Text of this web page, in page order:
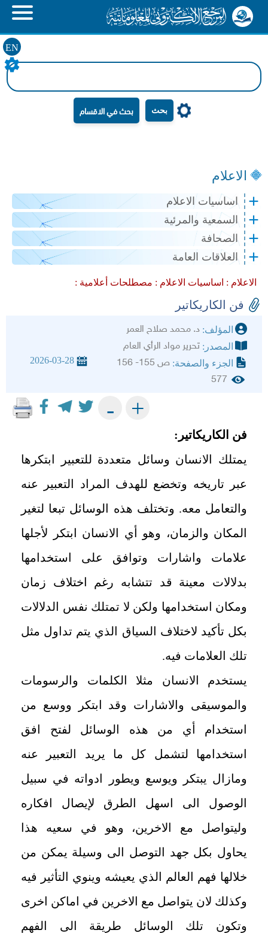
EN
بحث
الاعلام
اساسيات الاعلام
السمعية والمرئية
الصحافة
العلاقات العامة
الاعلام : اساسيات الاعلام : مصطلحات أعلامية :
فن الكاريكاتير
المؤلف: د. محمد صلاح العمر
المصدر: تحرير مواد الرأي العام
الجزء والصفحة: ص 155- 156 2026-03-28
577
+
-
فن الكاريكاتير:
يمتلك الانسان وسائل متعددة للتعبير ابتكرها
عبر تاريخه وتخضع للهدف المراد التعبير عنه
والتعامل معه. وتختلف هذه الوسائل تبعا لتغير
المكان والزمان، وهو أي الانسان ابتكر لأجلها
علامات واشارات وتوافق على استخدامها
بدلالات معينة قد تتشابه رغم اختلاف زمان
ومكان استخدامها ولكن لا تمتلك نفس الدلالات
بكل تأكيد لاختلاف السياق الذي يتم تداول مثل
تلك العلامات فيه.
يستخدم الانسان مثلا الكلمات والرسومات
والموسيقى والاشارات وقد ابتكر ووسع من
استخدام أي من هذه الوسائل لفتح افق
استخدامها لتشمل كل ما يريد التعبير عنه
ومازال يبتكر ويوسع ويطور ادواته في سبيل
الوصول الى اسهل الطرق لإيصال افكاره
وليتواصل مع الاخرين، وهو في سعيه هذا
يحاول بكل جهد التوصل الى وسيلة يمكن من
خلالها فهم العالم الذي يعيشه وينوي التأثير فيه
وكذلك لان يتواصل مع الاخرين في اماكن اخرى
وتكون تلك الوسائل طريقة الى الفهم